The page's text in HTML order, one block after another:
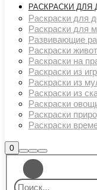
РАСКРАСКИ ДЛЯ
Раскраски для
Раскраски для
Развивающие
Раскраски
Раскраски на
Раскраски из игр
Раскраски из
Раскраски из
Раскраски
Раскраски
Раскраски
0Боковая
панель
магазина
Найти
Больше
информации
Главное
меню